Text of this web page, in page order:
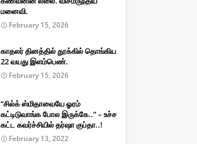
மனைவி.
February 15, 2026
காதலர் தினத்தில் தூக்கில் தொங்கிய
22 வயது இளம்பெண்.
February 15, 2026
“சில்க் ஸ்மிதாவையே ஓரம்
கட்டிடுவாங்க போல இருக்கே..” – உச்ச
கட்ட கவர்ச்சியில் தர்ஷா குப்தா..!
February 13, 2022